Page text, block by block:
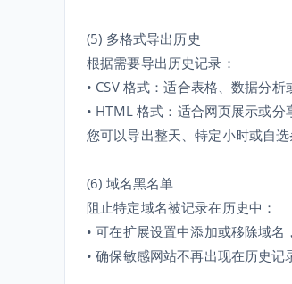
(5) 多格式导出历史
根据需要导出历史记录：
• CSV 格式：适合表格、数据分析
• HTML 格式：适合网页展示或分
您可以导出整天、特定小时或自选
(6) 域名黑名单
阻止特定域名被记录在历史中：
• 可在扩展设置中添加或移除域名
• 确保敏感网站不再出现在历史记